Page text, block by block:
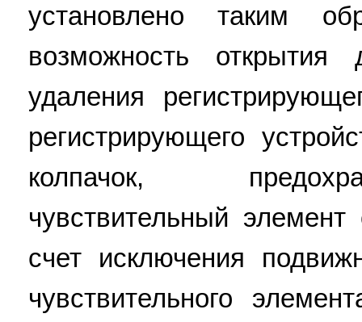
установлено таким
возможность открытия
удаления
регистрирующего
колпачок,
чувствительный
счет исключения
чувствительного